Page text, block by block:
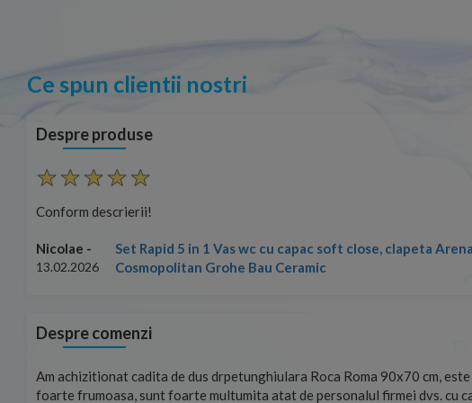
Ce spun clientii nostri
Despre produse
Conform descrierii!
Nicolae - 13.02.2026
Despre comenzi
Foarte prompți, am cerut detalii despre produs care nu erau pe site și le-am
primit imediat. După ce am plasat comanda, aceasta a ajuns foarte repede.